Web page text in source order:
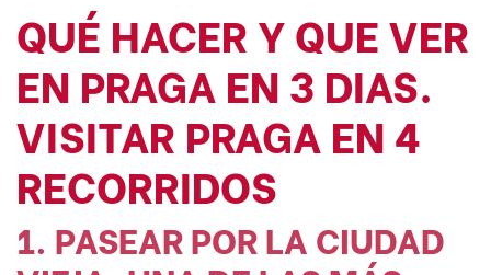
QUÉ HACER Y QUE VER
EN PRAGA EN 3 DIAS.
VISITAR PRAGA EN 4
RECORRIDOS
1. PASEAR POR LA CIUDAD